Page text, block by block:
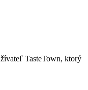
TasteTown, ktorý